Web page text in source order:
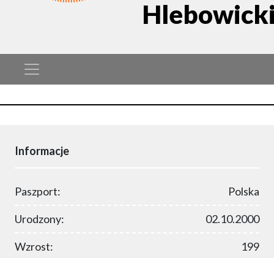
Informacje
Paszport: Polska
Urodzony: 02.10.2000
Wzrost: 199